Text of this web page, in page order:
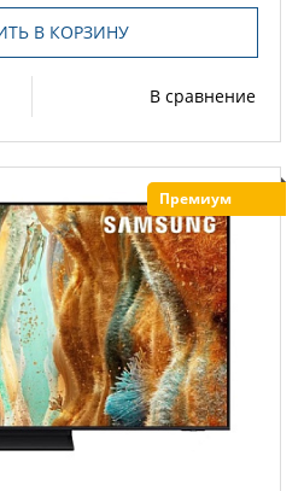
В КОРЗИНУ
В сравнение
Премиум